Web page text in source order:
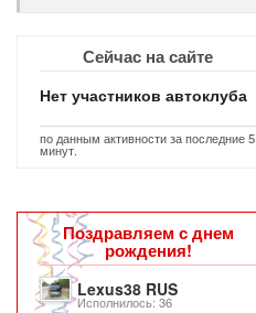
Сейчас на сайте
Нет участников автоклуба
по данным активности за последние 5
минут.
Поздравляем с днем
рождения!
Lexus38 RUS
Исполнилось: 36